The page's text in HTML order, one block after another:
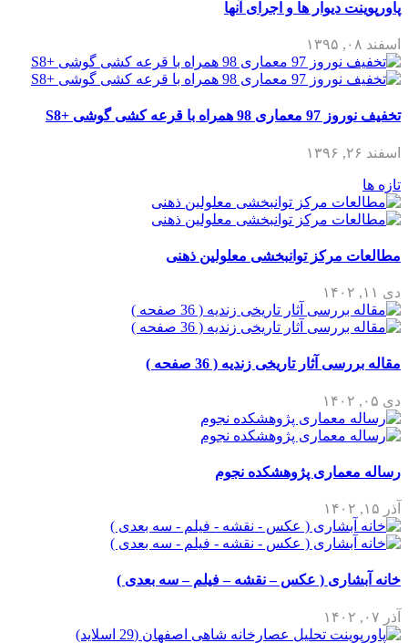
پاورپوینت دیوار ها و اجرای آنها
اسفند ۰۸, ۱۳۹۵
تخفیف نوروز 97 معماری 98 همراه با قرعه کشی گوشی +S8
اسفند ۲۶, ۱۳۹۶
تازه ها
مطالعات مرکز توانبخشی معلولین ذهنی
دی ۱۱, ۱۴۰۲
مقاله بررسی آثار تاریخی زندیه ( 36 صفحه )
دی ۰۵, ۱۴۰۲
رساله معماری پژوهشکده نجوم
آذر ۱۵, ۱۴۰۲
خانه آبشاری ( عکس – نقشه – فیلم – سه بعدی )
آذر ۰۷, ۱۴۰۲